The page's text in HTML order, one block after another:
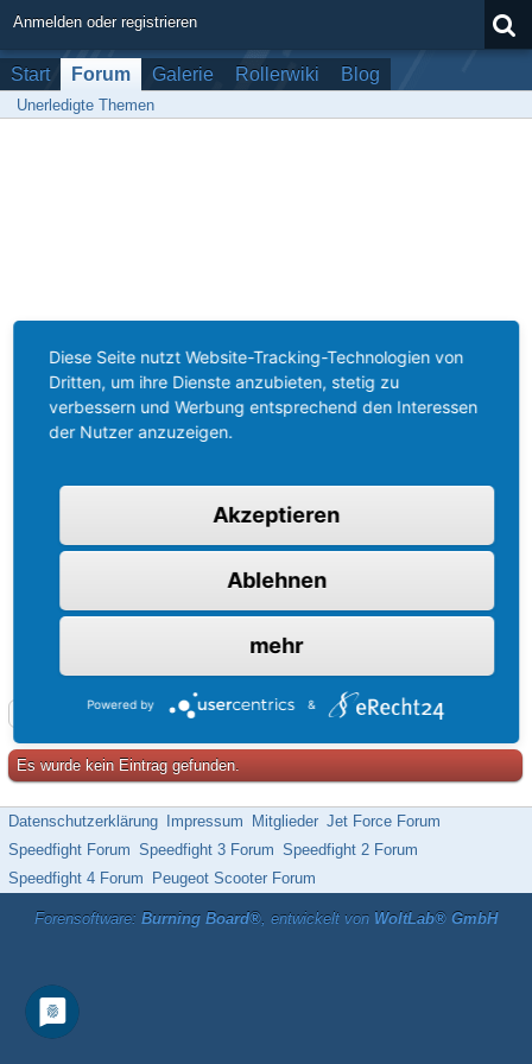
Anmelden oder registrieren
Start Forum Galerie Rollerwiki Blog
Unerledigte Themen
Roller-Forum: Hilfe, Anleitungen und alles über Motorroller
Es wurde kein Eintrag gefunden.
Datenschutzerklärung Impressum Mitglieder Jet Force Forum
Speedfight Forum Speedfight 3 Forum Speedfight 2 Forum
Speedfight 4 Forum
Peugeot Scooter Forum
Forensoftware: Burning Board®, entwickelt von WoltLab® GmbH
Diese Seite nutzt Website-Tracking-Technologien von
Dritten, um ihre Dienste anzubieten, stetig zu
verbessern und Werbung entsprechend den Interessen
der Nutzer anzuzeigen.
Akzeptieren
Ablehnen
mehr
Powered by &